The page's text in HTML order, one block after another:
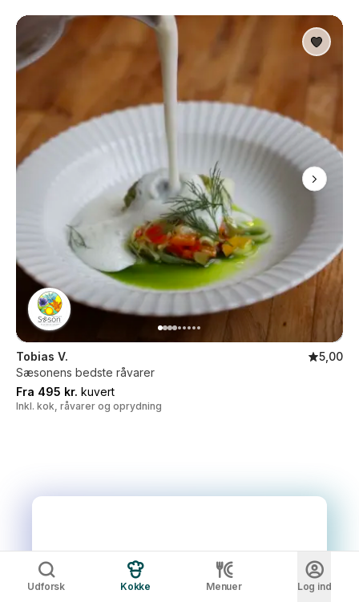
Tobias V.
5,00
Sæsonens bedste råvarer
Fra 495 kr. kuvert
Inkl. kok, råvarer og oprydning
Udforsk Kokke Menuer Log ind